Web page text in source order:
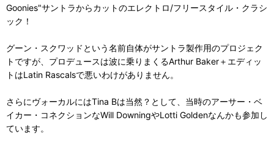
Goonies"サントラからカットのエレクトロ/フリースタイル・クラシ
ック！
グーン・スクワッドという名前自体がサントラ製作用のプロジェク
トですが、プロデュースは波に乗りまくるArthur Baker＋エディッ
トはLatin Rascalsで悪いわけがありません。
さらにヴォーカルにはTina Bは当然？として、当時のアーサー・ベ
イカー・コネクションなWill DowningやLotti Goldenなんかも参加し
ています。